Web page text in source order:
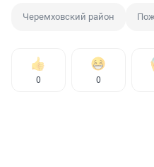
Черемховский район
0 0